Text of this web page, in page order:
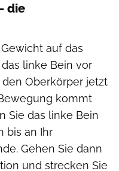
die
auf das
linke Bein vor
Oberkörper jetzt
kommt
Sie das linke Bein
bis an Ihr
Gehen Sie dann
und strecken Sie